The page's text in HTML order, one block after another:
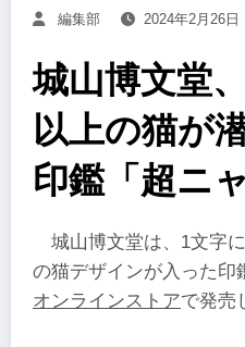
編集部 2024年2月26日
城山博文堂
以上の猫が
印鑑「超ニ
城山博文堂は、1文字
の猫デザインが入った印
オンラインストアで発売